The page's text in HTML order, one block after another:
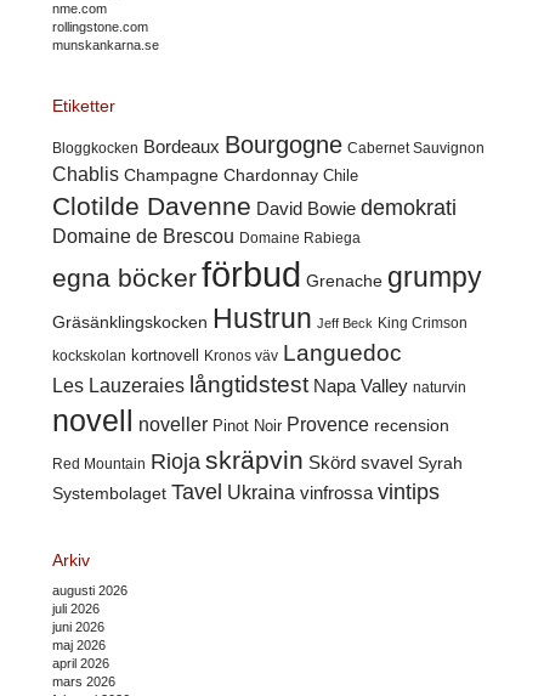
nme.com
rollingstone.com
munskankarna.se
Etiketter
Bloggkocken Bordeaux Bourgogne Cabernet Sauvignon
Chablis Champagne Chardonnay Chile
Clotilde Davenne David Bowie demokrati
Domaine de Brescou Domaine Rabiega
egna böckerförbud Grenache grumpy
Gräsänklingskocken Hustrun Jeff Beck King Crimson
kockskolan kortnovell Kronos väv Languedoc
Les Lauzeraies långtidstest Napa Valley naturvin
novell noveller Pinot Noir Provence recension
Red Mountain Rioja skräpvin Skörd svavel Syrah
Systembolaget Tavel Ukraina vinfrossa vintips
Arkiv
augusti 2026
juli 2026
juni 2026
maj 2026
april 2026
mars 2026